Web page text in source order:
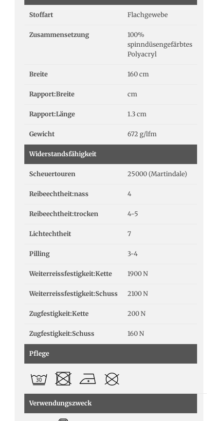
Stoffart Flachgewebe
Zusammensetzung
100%
spinndüsengefärbtes
Polyacryl
Breite 160 cm
Rapport:Breite cm
Rapport:Länge 1.3 cm
Gewicht 672 g/lfm
Widerstandsfähigkeit
Scheuertouren 25000 (Martindale)
Reibeechtheit:nass 4
Reibeechtheit:trocken 4-5
Lichtechtheit 7
Pilling 3-4
Weiterreissfestigkeit:Kette 1900 N
Weiterreissfestigkeit:Schuss 2100 N
Zugfestigkeit:Kette 200 N
Zugfestigkeit:Schuss 160 N
Pflege
Verwendungszweck